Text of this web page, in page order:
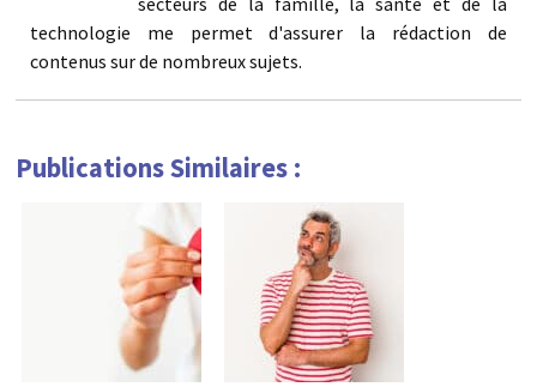
technologie me permet d'assurer la rédaction de
contenus sur de nombreux sujets.
Publications Similaires :